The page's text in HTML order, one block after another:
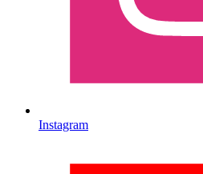
Instagram